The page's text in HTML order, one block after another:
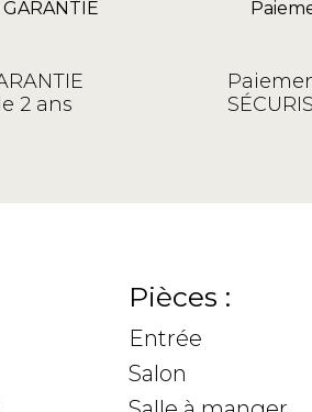
2 ans
Pièces :
Entrée
Salon